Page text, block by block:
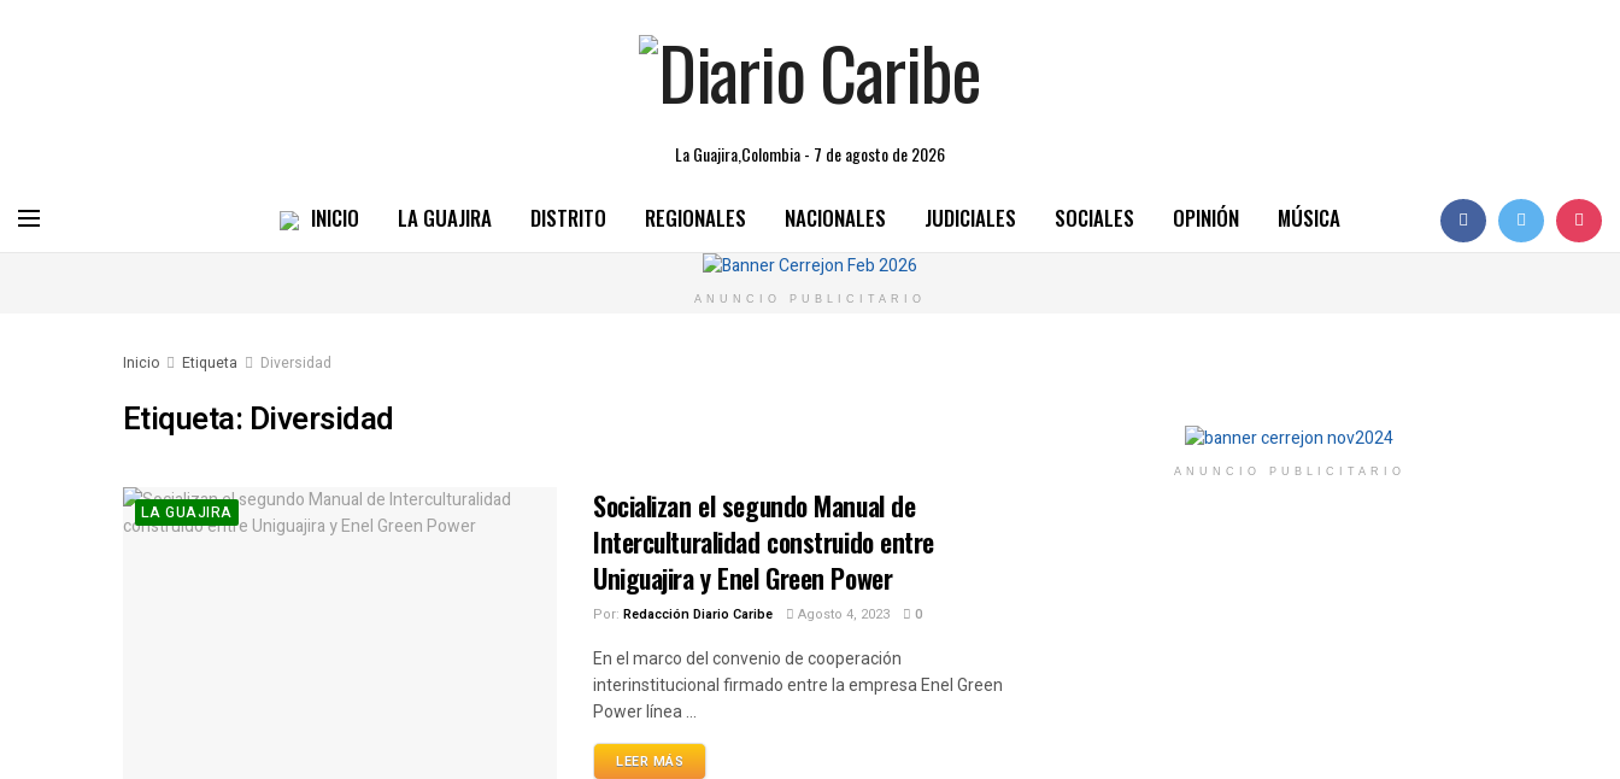
La Guajira,Colombia - 7 de agosto de 2026
INICIO LA GUAJIRA DISTRITO REGIONALES NACIONALES JUDICIALES SOCIALES OPINIÓN MÚSICA
ANUNCIO PUBLICITARIO
Inicio Etiqueta Diversidad
Etiqueta: Diversidad
LA GUAJIRA
Socializan el segundo Manual de
Interculturalidad construido entre
Uniguajira y Enel Green Power
Por: Redacción Diario Caribe Agosto 4, 2023 0
En el marco del convenio de cooperación
interinstitucional firmado entre la empresa Enel Green
Power línea ...
LEER MÁS
ANUNCIO PUBLICITARIO